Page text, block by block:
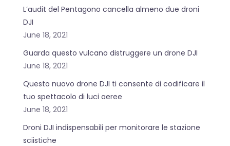
L’audit del Pentagono cancella almeno due droni
DJI
June 18, 2021
Guarda questo vulcano distruggere un drone DJI
June 18, 2021
Questo nuovo drone DJI ti consente di codificare il
tuo spettacolo di luci aeree
June 18, 2021
Droni DJI indispensabili per monitorare le stazione
sciistiche